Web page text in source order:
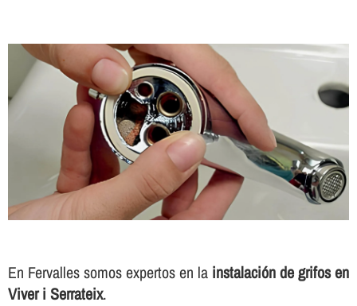
En Fervalles somos expertos en la instalación de grifos en
Viver i Serrateix.